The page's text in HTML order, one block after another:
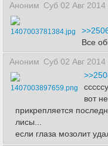
Аноним Суб 02 Авг 2014
1407003781384.jpg
Все
Аноним Суб 02 Авг
1407003897659.png
вот
прикрепляется
лисы...
если глаза мозолит